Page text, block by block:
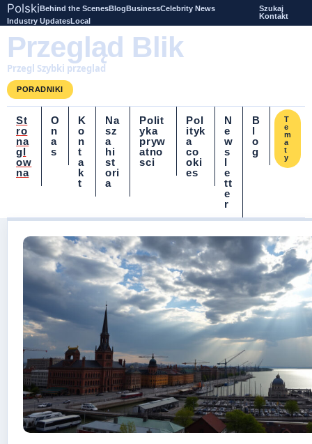
PolskiBehind the ScenesBlogBusinessCelebrity News
Industry UpdatesLocal
Szukaj
Kontakt
Przegląd Blik
Przegl Szybki przeglad
PORADNIKI
St
ro
na
gl
ow
na
O
n
a
s
K
o
n
t
a
k
t
Na
sz
a
hi
st
ori
a
Polit
yka
pryw
atno
sci
Pol
ityk
a
co
oki
es
N
e
w
s
l
e
tt
e
r
B
l
o
g
T
e
m
a
t
y